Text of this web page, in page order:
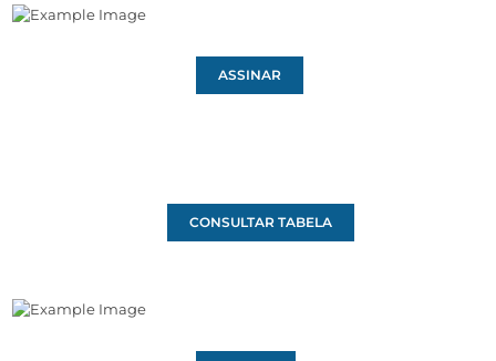
ASSINAR
CONSULTAR TABELA